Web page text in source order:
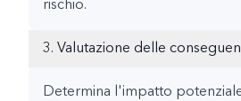
rischio.
3. Valutazione delle
Determina l'impatto